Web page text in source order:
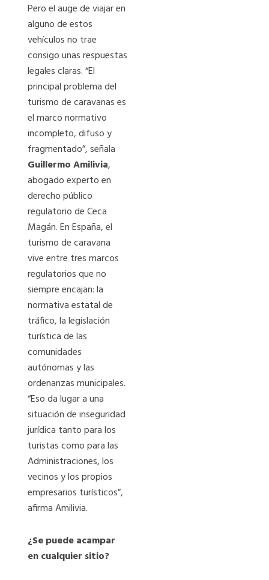
Pero el auge de viajar en
alguno de estos
vehículos no trae
consigo unas respuestas
legales claras. “El
principal problema del
turismo de caravanas es
el marco normativo
incompleto, difuso y
fragmentado”, señala
Guillermo Amilivia,
abogado experto en
derecho público
regulatorio de Ceca
Magán. En España, el
turismo de caravana
vive entre tres marcos
regulatorios que no
siempre encajan: la
normativa estatal de
tráfico, la legislación
turística de las
comunidades
autónomas y las
ordenanzas municipales.
“Eso da lugar a una
situación de inseguridad
jurídica tanto para los
turistas como para las
Administraciones, los
vecinos y los propios
empresarios turísticos”,
afirma Amilivia.
¿Se puede acampar
en cualquier sitio?